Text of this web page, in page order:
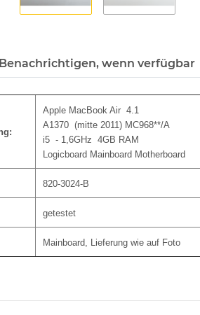
Benachrichtigen, wenn verfügbar
Apple MacBook Air 4.1
A1370 (mitte 2011) MC968**/A
i5 - 1,6GHz 4GB RAM
Logicboard Mainboard Motherboard
820-3024-B
getestet
Mainboard, Lieferung wie auf Foto